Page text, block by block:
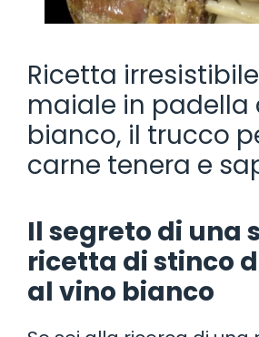
Ricetta
maiale in padella
bianco, il trucco
carne tenera e
Il segreto di una
ricetta di stinco
al vino bianco